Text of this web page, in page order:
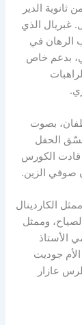
الدير
غبريال الذي
الرهان في
بدعم خاص
بصوت
الحفل
قادت الكورس
صوفي الزين.
الكاردينال
وممثل
الأستاذ
جوديت
عازار